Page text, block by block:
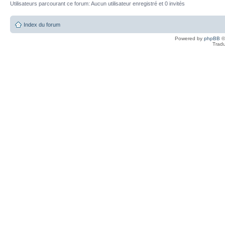
Utilisateurs parcourant ce forum: Aucun utilisateur enregistré et 0 invités
Index du forum
Powered by phpBB